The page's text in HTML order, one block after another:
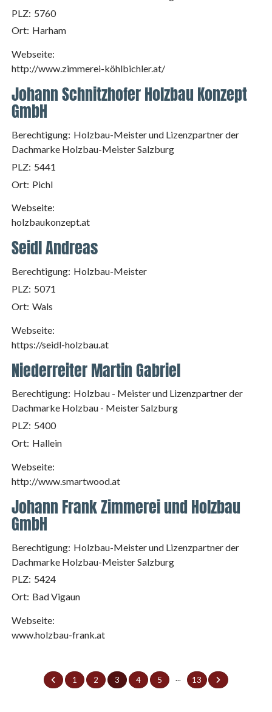
PLZ: 5760
Ort: Harham
Webseite:
http://www.zimmerei-köhlbichler.at/
Johann Schnitzhofer Holzbau Konzept
GmbH
Berechtigung: Holzbau-Meister und Lizenzpartner der
Dachmarke Holzbau-Meister Salzburg
PLZ: 5441
Ort: Pichl
Webseite:
holzbaukonzept.at
Seidl Andreas
Berechtigung: Holzbau-Meister
PLZ: 5071
Ort: Wals
Webseite:
https://seidl-holzbau.at
Niederreiter Martin Gabriel
Berechtigung: Holzbau - Meister und Lizenzpartner der
Dachmarke Holzbau - Meister Salzburg
PLZ: 5400
Ort: Hallein
Webseite:
http://www.smartwood.at
Johann Frank Zimmerei und Holzbau
GmbH
Berechtigung: Holzbau-Meister und Lizenzpartner der
Dachmarke Holzbau-Meister Salzburg
PLZ: 5424
Ort: Bad Vigaun
Webseite:
www.holzbau-frank.at
1 2 3 4 5 ... 13